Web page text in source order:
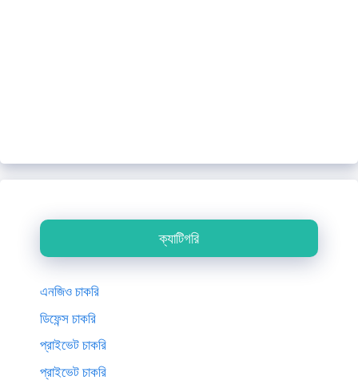
ক্যাটিগরি
এনজিও চাকরি
ডিফেন্স চাকরি
প্রাইভেট চাকরি
প্রাইভেট চাকরি